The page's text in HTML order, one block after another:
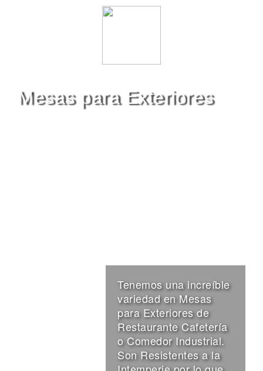
Mesas para Exteriores
Tenemos una increíble
variedad en Mesas
para Exteriores de
Restaurante Cafetería
o Comedor Industrial.
Son Resistentes a la